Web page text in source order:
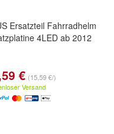
Ersatzteil Fahrradhelm
4LED ab 2012
€ (15,59 €/)
Versand